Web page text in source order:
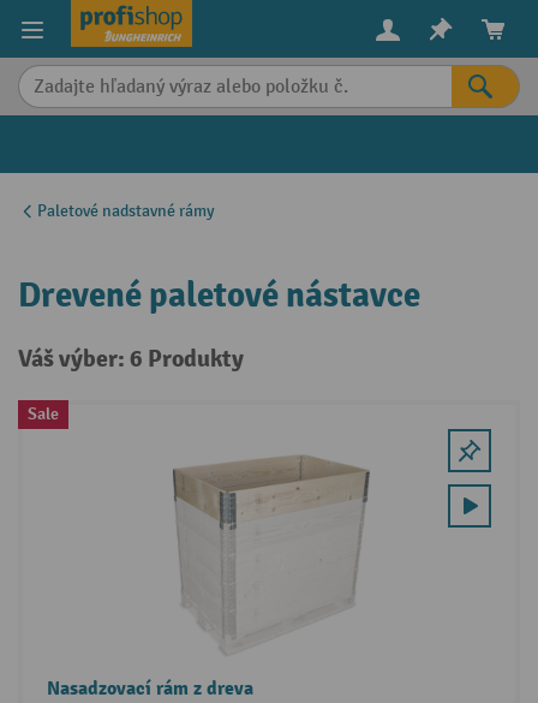
content
Paletové nadstavné rámy
Drevené paletové nástavce
Váš výber: 6 Produkty
Sale
Nasadzovací rám z dreva